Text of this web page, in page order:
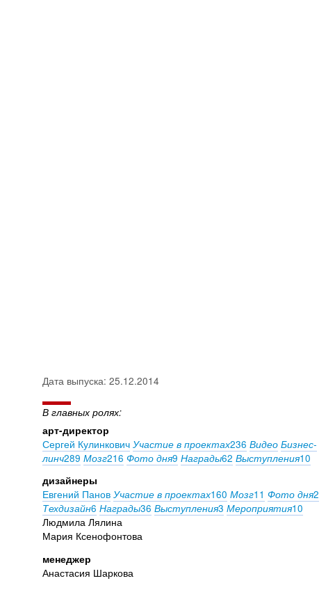
Дата выпуска: 25.12.2014
В главных ролях:
арт-директор
Сергей Кулинкович Участие в проектах236 Видео Бизнес-
линч289 Мозг216 Фото дня9 Награды62 Выступления10
дизайнеры
Евгений Панов Участие в проектах160 Мозг11 Фото дня2
Техдизайн6 Награды36 Выступления3 Мероприятия10
Людмила Лялина
Мария Ксенофонтова
менеджер
Анастасия Шаркова